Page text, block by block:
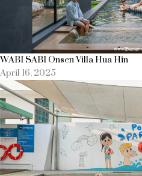
WABI SABI Onsen Villa Hua Hin
April 16, 2025